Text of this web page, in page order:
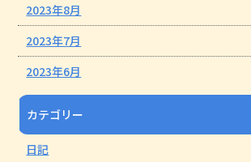
2023年8月
2023年7月
2023年6月
カテゴリー
日記